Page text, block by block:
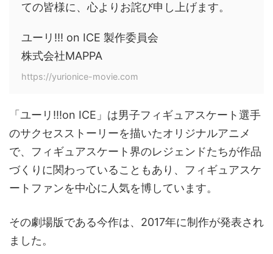
ての皆様に、心よりお詫び申し上げます。
ユーリ!!! on ICE 製作委員会
株式会社MAPPA
https://yurionice-movie.com
「ユーリ!!!on ICE」は男子フィギュアスケート選手
のサクセスストーリーを描いたオリジナルアニメ
で、フィギュアスケート界のレジェンドたちが作品
づくりに関わっていることもあり、フィギュアスケ
ートファンを中心に人気を博しています。
その劇場版である今作は、2017年に制作が発表され
ました。